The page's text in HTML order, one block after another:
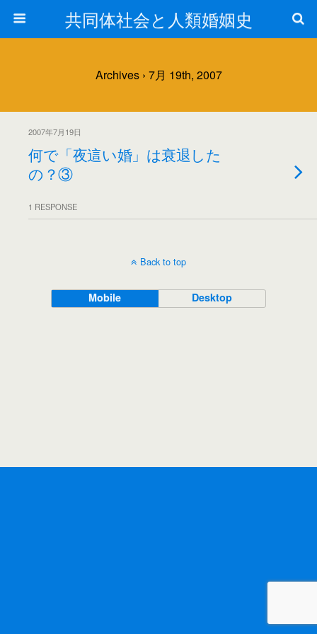
共同体社会と人類婚姻史
Archives › 7月 19th, 2007
2007年7月19日
何で「夜這い婚」は衰退した
の？③
1 RESPONSE
Back to top
Mobile Desktop